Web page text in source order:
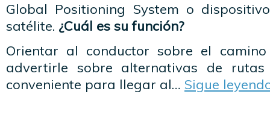
Global Positioning System o
satélite. ¿Cuál es su función?
Orientar al conductor sobre el
advertirle sobre alternativas de
conveniente para llegar al… Sigue